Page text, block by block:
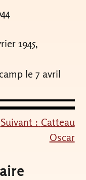
1945,
le 7 avril
Suivant : Catteau
Oscar